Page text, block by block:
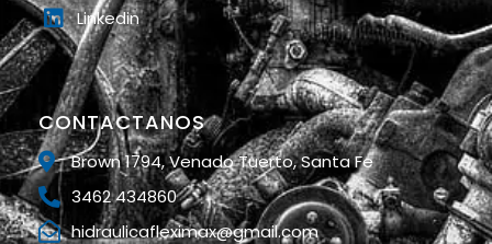
CONTACTANOS
Brown 1794, Venado Tuerto, Santa Fe
3462 434860
hidraulicafleximax@gmail.com
Linkedin